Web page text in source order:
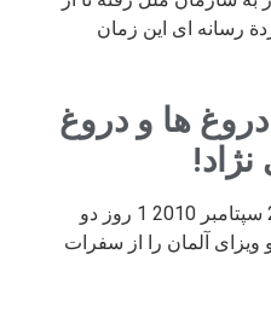
رسانه ای این زمان
ها و دروغ
چهارشنبه 31 شهریور 89 / 22 سپتامبر 2010 1 روز دو
و ویزای آلمان را از سفرات